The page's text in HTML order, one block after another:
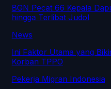
BGN Pecat 66 Kepala
hingga Terlibat Judol
News
Ini Faktor Utama yang
Korban TPPO
Pekerja Migran Indonesia